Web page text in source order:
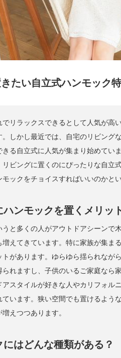
たい自立式ハンモック
でリラックスできるとして人気が高
。しかし最近では、自宅のリビング
る自立式に人気が集まり始めていま
リビングに置くのにぴったりな自立
モックをチョイスすればいいのかと
ハンモックを置くメリッ
うと多くの人がアウトドアシーンで
増えてきています。特に家族が集ま
トがあります。ゆらゆら揺られなが
られますし、子供のいるご家庭なら
アスタイルが好きな人やカリフォル
ています。狭い空間でも置けるよう
えつつあります。
はどんな種類がある？